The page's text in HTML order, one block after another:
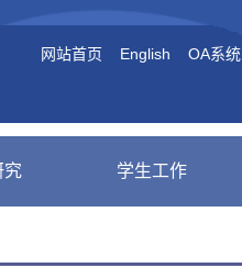
网站首页 English OA系统
究 学生工作